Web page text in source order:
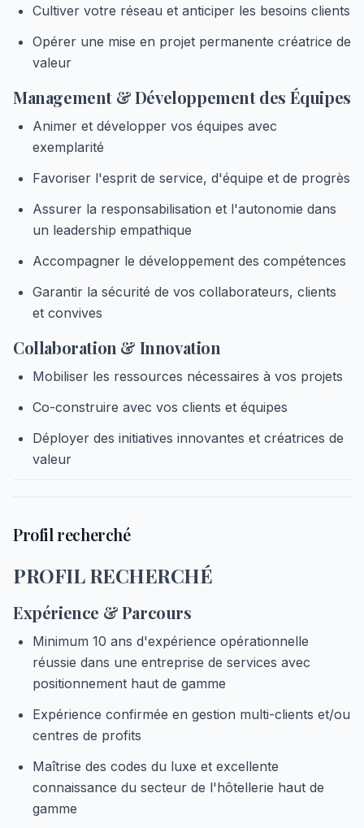
Cultiver votre réseau et anticiper les besoins clients
Opérer une mise en projet permanente créatrice de
valeur
Management & Développement des Équipes
Animer et développer vos équipes avec
exemplarité
Favoriser l'esprit de service, d'équipe et de progrès
Assurer la responsabilisation et l'autonomie dans
un leadership empathique
Accompagner le développement des compétences
Garantir la sécurité de vos collaborateurs, clients
et convives
Collaboration & Innovation
Mobiliser les ressources nécessaires à vos projets
Co-construire avec vos clients et équipes
Déployer des initiatives innovantes et créatrices de
valeur
Profil recherché
PROFIL RECHERCHÉ
Expérience & Parcours
Minimum 10 ans d'expérience opérationnelle
réussie dans une entreprise de services avec
positionnement haut de gamme
Expérience confirmée en gestion multi-clients et/ou
centres de profits
Maîtrise des codes du luxe et excellente
connaissance du secteur de l'hôtellerie haut de
gamme